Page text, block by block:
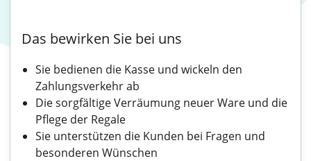
Das bewirken Sie bei uns
Sie bedienen die Kasse und wickeln den
Zahlungsverkehr ab
Die sorgfältige Verräumung neuer Ware und die
Pflege der Regale
Sie unterstützen die Kunden bei Fragen und
besonderen Wünschen